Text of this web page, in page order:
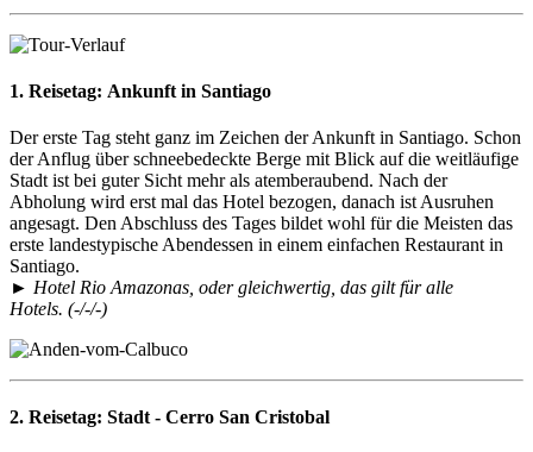
1. Reisetag: Ankunft in Santiago
Der erste Tag steht ganz im Zeichen der Ankunft in Santiago. Schon
der Anflug über schneebedeckte Berge mit Blick auf die weitläufige
Stadt ist bei guter Sicht mehr als atemberaubend. Nach der
Abholung wird erst mal das Hotel bezogen, danach ist Ausruhen
angesagt. Den Abschluss des Tages bildet wohl für die Meisten das
erste landestypische Abendessen in einem einfachen Restaurant in
Santiago.
► Hotel Rio Amazonas, oder gleichwertig, das gilt für alle
Hotels. (-/-/-)
2. Reisetag: Stadt - Cerro San Cristobal